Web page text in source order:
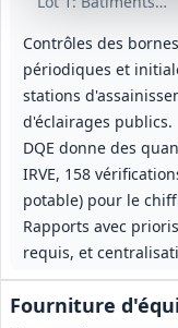
Contrôles des
périodiques et
stations
d'éclairages publics.
DQE donne des
IRVE, 158
potable) pour le
Rapports avec
requis, et
Fourniture